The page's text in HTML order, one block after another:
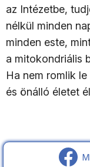
az Intézetbe,
nélkül minden
minden este,
a mitokondriális
Ha nem romlik
és önálló életet